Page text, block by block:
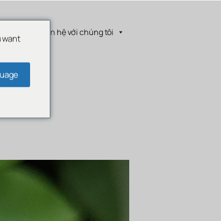
Liên hệ với chúng tôi
want